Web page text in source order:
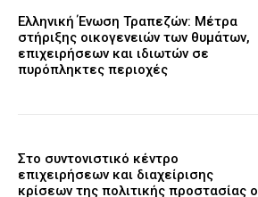
Ελληνική Ένωση Τραπεζών: Μέτρα
στήριξης οικογενειών των θυμάτων,
επιχειρήσεων και ιδιωτών σε
πυρόπληκτες περιοχές
Στο συντονιστικό κέντρο
επιχειρήσεων και διαχείρισης
κρίσεων της πολιτικής προστασίας ο